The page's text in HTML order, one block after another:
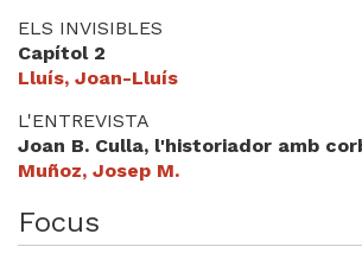
ELS INVISIBLES
Capítol 2
Lluís, Joan-Lluís
L'ENTREVISTA
Joan B. Culla, l'historiador amb
Muñoz, Josep M.
Focus